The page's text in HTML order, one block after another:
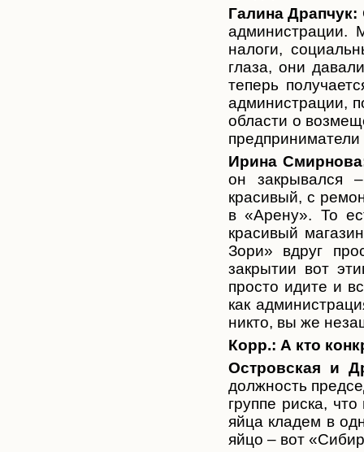
Галина Драпчук:
администрации.
налоги,
глаза, они
теперь
администрации,
области о
предприниматели
Ирина
он закрывался
красивый, с
в «Арену». То
красивый
Зори» вдруг
закрытии вот
просто идите и
как
никто, вы же
Корр.: А кто
Островская и
должность
группе риска,
яйца кладем в
яйцо – вот